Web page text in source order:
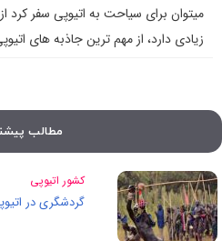
میتوان برای سیاحت به اتیوپی سفر کرد
زیادی دارد، از مهم ترین جاذبه های
مطالب
کشور اتیوپی
گردشگری در